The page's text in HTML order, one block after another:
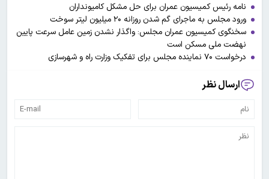
نامه رئیس کمیسیون عمران برای حل مشکل کامیونداران
ورود مجلس به ماجرای گم شدن روزانه ۲۰ میلیون لیتر سوخت
سخنگوی کمیسیون عمران مجلس: واگذار نشدن زمین عامل سرعت پایین
نهضت ملی مسکن است
درخواست ۷۰ نماینده مجلس برای تفکیک وزارت راه و شهرسازی
ارسال نظر